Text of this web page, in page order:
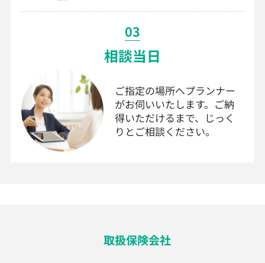
03
相談当日
ご指定の場所へプランナー
がお伺いいたします。ご納
得いただけるまで、じっく
りとご相談ください。
取扱保険会社